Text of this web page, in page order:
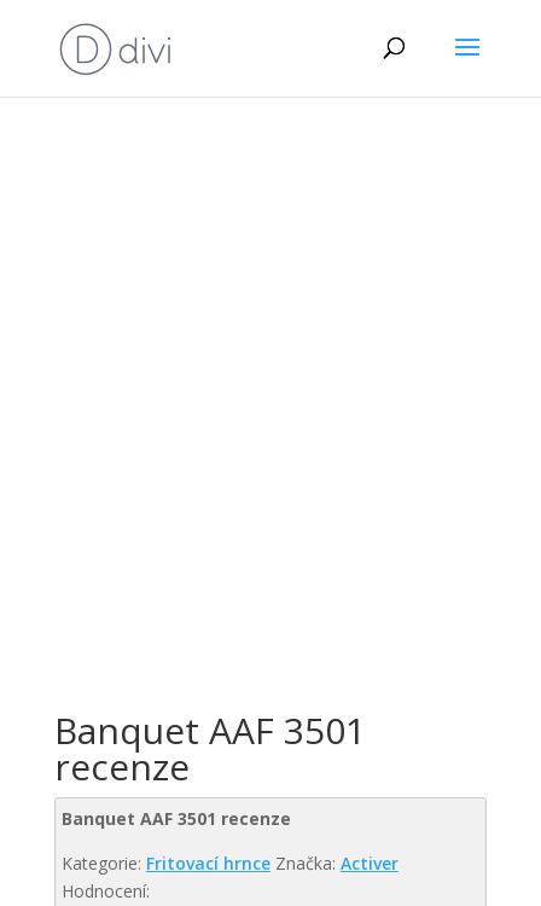
Banquet AAF 3501
recenze
Banquet AAF 3501 recenze
Kategorie: Fritovací hrnce Značka: Activer
Hodnocení: